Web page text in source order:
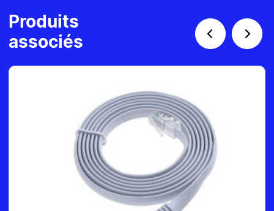
Produits
associés